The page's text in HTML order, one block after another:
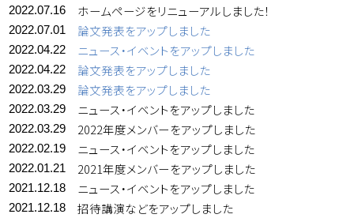
2022.07.16 ホームページをリニューアルしました！
2022.07.01 論文発表をアップしました
2022.04.22 ニュース・イベントをアップしました
2022.04.22 論文発表をアップしました
2022.03.29 論文発表をアップしました
2022.03.29 ニュース・イベントをアップしました
2022.03.29 2022年度メンバーをアップしました
2022.02.19 ニュース・イベントをアップしました
2022.01.21 2021年度メンバーをアップしました
2021.12.18 ニュース・イベントをアップしました
2021.12.18 招待講演などをアップしました